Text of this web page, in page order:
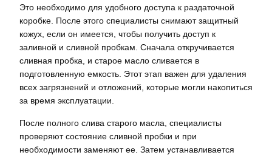
Это необходимо для удобного доступа к раздаточной
коробке. После этого специалисты снимают защитный
кожух, если он имеется, чтобы получить доступ к
заливной и сливной пробкам. Сначала откручивается
сливная пробка, и старое масло сливается в
подготовленную емкость. Этот этап важен для удаления
всех загрязнений и отложений, которые могли накопиться
за время эксплуатации.
После полного слива старого масла, специалисты
проверяют состояние сливной пробки и при
необходимости заменяют ее. Затем устанавливается